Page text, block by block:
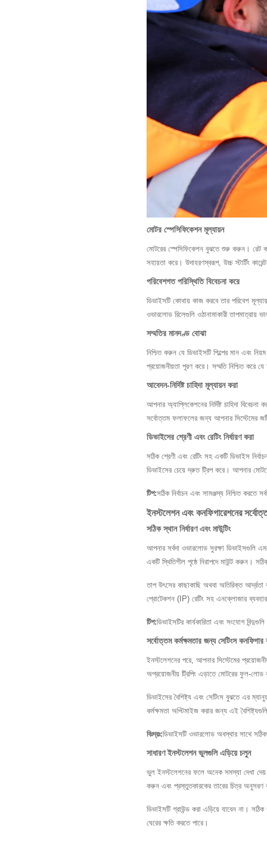
মোটর স্পেসিফিকেশন মূল্যায়ন
মোটরের স্পেসিফিকেশন বুঝতে শুরু করুন। রেট
সহায়তা করে। উদাহরণস্বরূপ, উচ্চ স্টার্টিং
পরিবেশগত পরিস্থিতি বিবেচনা করে
ডিভাইসটি কোথায় কাজ করবে তার পরিবেশ
ওভারলোড রিলেগুলি ওঠানামাকারী
সম্মতির মানদণ্ড বোঝা
নিশ্চিত করুন যে ডিভাইসটি শিল্পের মান এবং
প্রয়োজনীয়তা পূরণ করে। সম্মতি নিশ্চিত করে
আবেদন-নির্দিষ্ট চাহিদা মূল্যায়ন করা
আপনার অ্যাপ্লিকেশনের নির্দিষ্ট চাহিদা
সর্বোত্তম ফলাফলের জন্য আপনার সিস্টেমের
ডিভাইসের শ্রেণী এবং রেটিং নির্ধারণ করা
সঠিক শ্রেণী এবং রেটিং সহ একটি ডিভাইস
ডিভাইসের চেয়ে দ্রুত ট্রিপ করে। আপনার
টিপ:সঠিক নির্বাচন এবং সামঞ্জস্য নিশ্চিত করতে
ইনস্টলেশন এবং কনফিগারেশনের
সঠিক স্থান নির্ধারণ এবং মাউন্টিং
আপনার সর্বদা ওভারলোড সুরক্ষা ডিভাইসগুলি
একটি স্থিতিশীল পৃষ্ঠে নিরাপদে মাউন্ট করুন।
তাপ উৎসের কাছাকাছি অথবা অতিরিক্ত
প্রোটেকশন (IP) রেটিং সহ এনক্লোজার
টিপ:ডিভাইসটির কার্যকারিতা এবং সংযোগ
সর্বোত্তম কর্মক্ষমতার জন্য সেটিংস কনফিগার
ইনস্টলেশনের পরে, আপনার সিস্টেমের
অপ্রয়োজনীয় ট্রিপিং এড়াতে মোটরের ফুল-লোড
ডিভাইসের বৈশিষ্ট্য এবং সেটিংস বুঝতে এর
কর্মক্ষমতা অপ্টিমাইজ করার জন্য এই
বিঃদ্রঃ:ডিভাইসটি ওভারলোড অবস্থার সাথে
সাধারণ ইনস্টলেশন ভুলগুলি এড়িয়ে চলুন
ভুল ইনস্টলেশনের ফলে অনেক সমস্যা দেখা
করুন এবং প্রস্তুতকারকের তারের চিত্র
ডিভাইসটি গ্রাউন্ড করা এড়িয়ে যাবেন না।
ঘেরের ক্ষতি করতে পারে।